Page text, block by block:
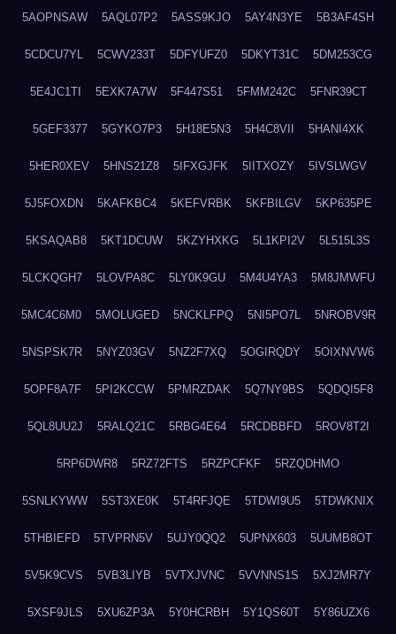
5AOPNSAW 5AQL07P2 5ASS9KJO 5AY4N3YE 5B3AF4SH
5CDCU7YL 5CWV233T 5DFYUFZ0 5DKYT31C 5DM253CG
5E4JC1TI 5EXK7A7W 5F447S51 5FMM242C 5FNR39CT
5GEF3377 5GYKO7P3 5H18E5N3 5H4C8VII 5HANI4XK
5HER0XEV 5HNS21Z8 5IFXGJFK 5IITXOZY 5IVSLWGV
5J5FOXDN 5KAFKBC4 5KEFVRBK 5KFBILGV 5KP635PE
5KSAQAB8 5KT1DCUW 5KZYHXKG 5L1KPI2V 5L515L3S
5LCKQGH7 5LOVPA8C 5LY0K9GU 5M4U4YA3 5M8JMWFU
5MC4C6M0 5MOLUGED 5NCKLFPQ 5NI5PO7L 5NROBV9R
5NSPSK7R 5NYZ03GV 5NZ2F7XQ 5OGIRQDY 5OIXNVW6
5OPF8A7F 5PI2KCCW 5PMRZDAK 5Q7NY9BS 5QDQI5F8
5QL8UU2J 5RALQ21C 5RBG4E64 5RCDBBFD 5ROV8T2I
5RP6DWR8 5RZ72FTS 5RZPCFKF 5RZQDHMO
5SNLKYWW 5ST3XE0K 5T4RFJQE 5TDWI9U5 5TDWKNIX
5THBIEFD 5TVPRN5V 5UJY0QQ2 5UPNX603 5UUMB8OT
5V5K9CVS 5VB3LIYB 5VTXJVNC 5VVNNS1S 5XJ2MR7Y
5XSF9JLS 5XU6ZP3A 5Y0HCRBH 5Y1QS60T 5Y86UZX6